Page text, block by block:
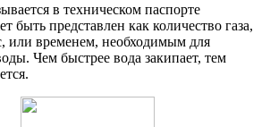
в техническом паспорте
быть представлен как количество газа,
или временем, необходимым для
Чем быстрее вода закипает, тем